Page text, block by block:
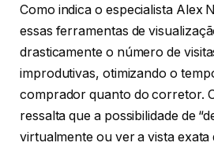
Como indica o especialista Alex
essas ferramentas de
drasticamente o número de
improdutivas, otimizando o
comprador quanto do corretor.
ressalta que a possibilidade de
virtualmente ou ver a vista exata